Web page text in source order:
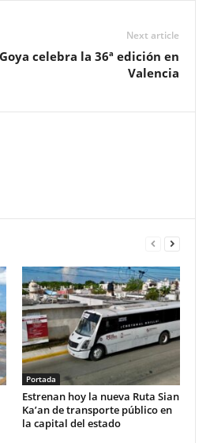
Next article
celebra la 36ª edición en
Valencia
Portada
Estrenan hoy la nueva Ruta Sian
Ka’an de transporte público en
la capital del estado